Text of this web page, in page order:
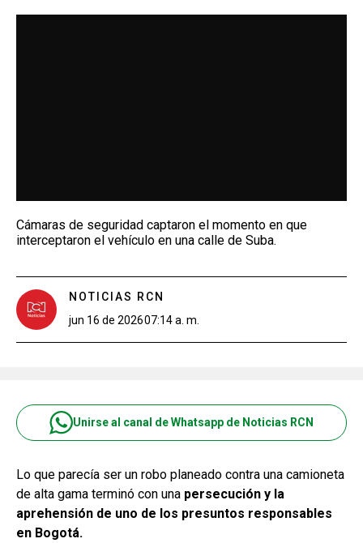
EMISIÓN 11:30 PM
Cámaras de seguridad captaron el momento en que
interceptaron el vehículo en una calle de Suba.
NOTICIAS RCN
jun 16 de 202607:14 a. m.
Unirse al canal de Whatsapp de Noticias RCN
Lo que parecía ser un robo planeado contra una camioneta
de alta gama terminó con una persecución y la
aprehensión de uno de los presuntos responsables
en Bogotá.